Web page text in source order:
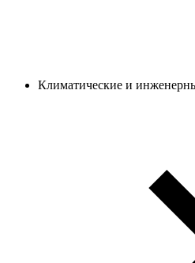
Климатические и